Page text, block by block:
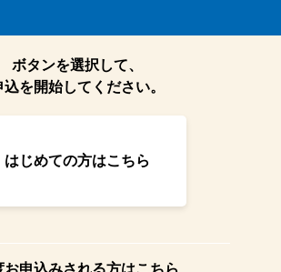
ボタンを選択して、
込を開始してください。
はじめての方はこちら